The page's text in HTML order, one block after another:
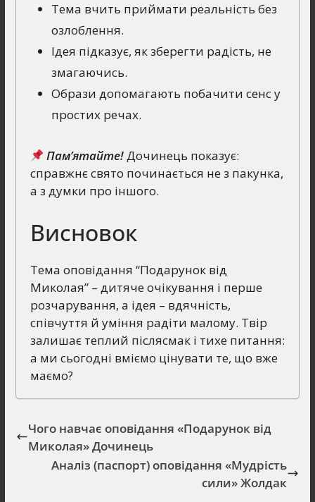
Тема вчить приймати реальність без
озлоблення.
Ідея підказує, як зберегти радість, не
змагаючись.
Образи допомагають побачити сенс у
простих речах.
Пам’ятайте!Дочинець показує:
справжнє свято починається не з пакунка,
а з думки про іншого.
Висновок
Тема оповідання “Подарунок від
Миколая” – дитяче очікування і перше
розчарування, а ідея – вдячність,
співчуття й уміння радіти малому. Твір
залишає теплий післясмак і тихе питання:
а ми сьогодні вміємо цінувати те, що вже
маємо?
Чого навчає оповідання «Подарунок від
Миколая» Дочинець
Аналіз (паспорт) оповідання «Мудрість
сили» Жолдак